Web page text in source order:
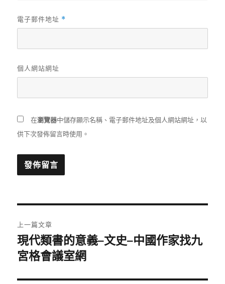
電子郵件地址 *
個人網站網址
在瀏覽器中儲存顯示名稱、電子郵件地址及個人網站網址，以
供下次發佈留言時使用。
章
導
覽
上一篇文章
上
一
文
現代類書的意義–文史–中國作家找九
宮格會議室網